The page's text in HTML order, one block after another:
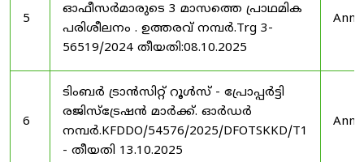
5
ഓഫീസർമാരുടെ 3 മാസത്തെ പ്രാഥമിക
പരിശീലനം . ഉത്തരവ് നമ്പർ.Trg 3-
56519/2024 തീയതി:08.10.2025
6
ടിംബർ ട്രാൻസിറ്റ് റൂൾസ് - പ്രോപ്പർട്ടി
രജിസ്ട്രേഷൻ മാർക്ക്. ഓർഡർ
നമ്പർ.KFDDO/54576/2025/DFOTSKKD/T1
- തീയതി 13.10.2025